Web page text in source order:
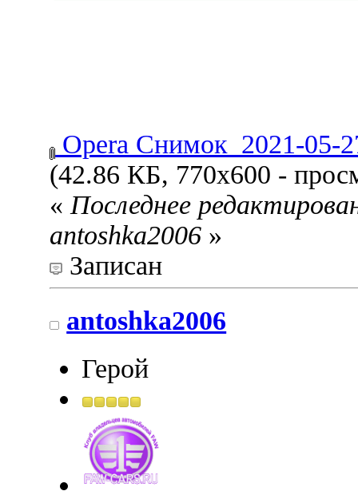
Opera Снимок_2021-05-
(42.86 КБ, 770x600 -
« Последнее
antoshka2006 »
Записан
antoshka2006
Герой